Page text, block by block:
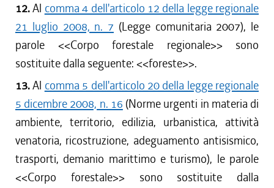
12.Al comma 4 dell'articolo 12 della legge regionale
21 luglio 2008, n. 7 (Legge comunitaria 2007), le
parole <<Corpo forestale regionale>> sono
sostituite dalla seguente: <<foreste>>.
13.Al comma 5 dell'articolo 20 della legge regionale
5 dicembre 2008, n. 16 (Norme urgenti in materia di
ambiente, territorio, edilizia, urbanistica, attività
venatoria, ricostruzione, adeguamento antisismico,
trasporti, demanio marittimo e turismo), le parole
<<Corpo forestale>> sono sostituite dalla